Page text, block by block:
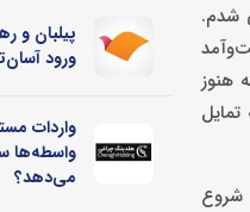
شدم.
هنوز
شروع
پیلبان و
ورود
واردات
واسطه‌ها
می‌دهد؟